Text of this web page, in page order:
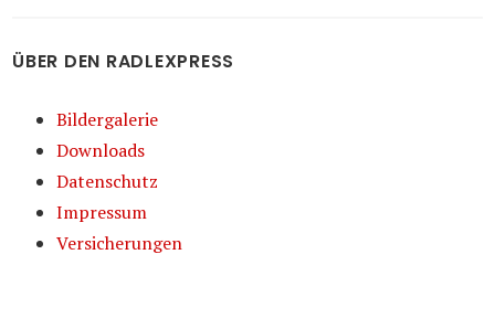
ÜBER DEN RADLEXPRESS
Bildergalerie
Downloads
Datenschutz
Impressum
Versicherungen